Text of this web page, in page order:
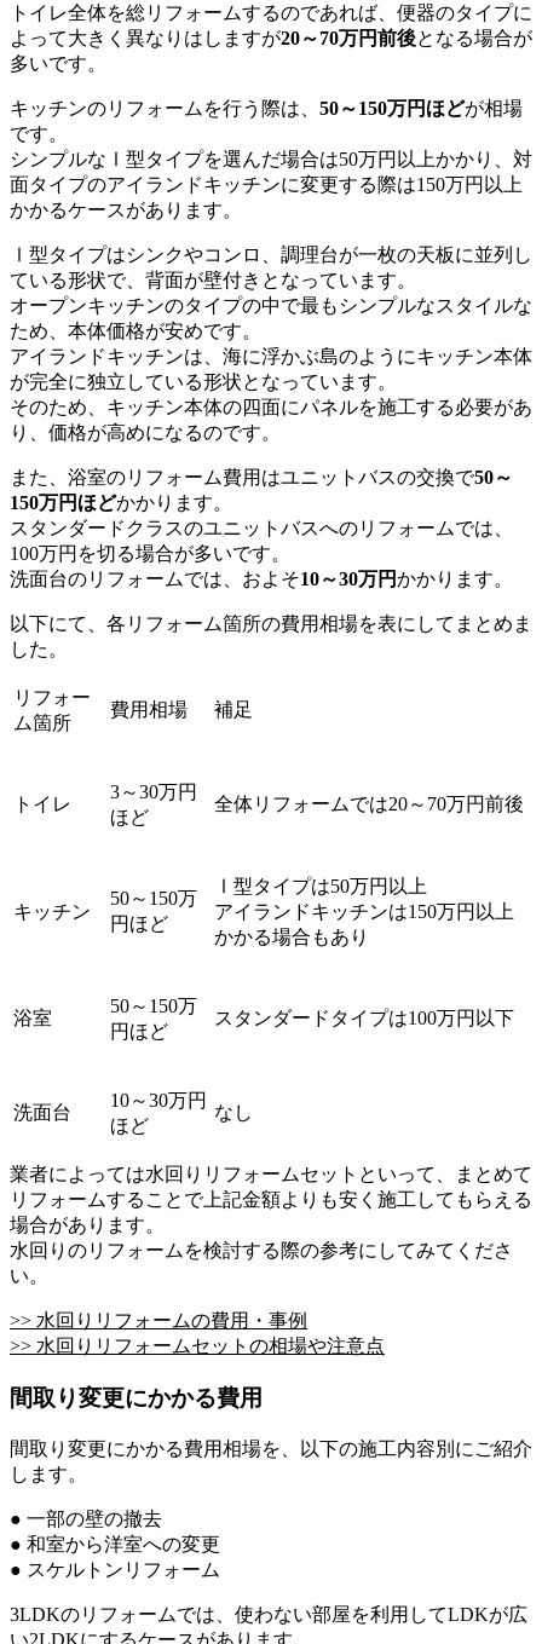
トイレ全体を総リフォームするのであれば、便器のタイプに
よって大きく異なりはしますが20～70万円前後となる場合が
多いです。
キッチンのリフォームを行う際は、 50～150万円ほどが相場
です。
シンプルなⅠ型タイプを選んだ場合は50万円以上かかり、対
面タイプのアイランドキッチンに変更する際は150万円以上
かかるケースがあります。
Ⅰ型タイプはシンクやコンロ、調理台が一枚の天板に並列し
ている形状で、背面が壁付きとなっています。
オープンキッチンのタイプの中で最もシンプルなスタイルな
ため、本体価格が安めです。
アイランドキッチンは、海に浮かぶ島のようにキッチン本体
が完全に独立している形状となっています。
そのため、キッチン本体の四面にパネルを施工する必要があ
り、価格が高めになるのです。
また、浴室のリフォーム費用はユニットバスの交換で50～
150万円ほどかかります。
スタンダードクラスのユニットバスへのリフォームでは、
100万円を切る場合が多いです。
洗面台のリフォームでは、およそ10～30万円かかります。
以下にて、各リフォーム箇所の費用相場を表にしてまとめま
した。
リフォー
ム箇所
費用相場 補足
トイレ
3～30万円
ほど
全体リフォームでは20～70万円前後
キッチン
50～150万
円ほど
Ⅰ型タイプは50万円以上
アイランドキッチンは150万円以上
かかる場合もあり
浴室
50～150万
円ほど
スタンダードタイプは100万円以下
洗面台
10～30万円
ほど
なし
業者によっては水回りリフォームセットといって、まとめて
リフォームすることで上記金額よりも安く施工してもらえる
場合があります。
水回りのリフォームを検討する際の参考にしてみてくださ
い。
>> 水回りリフォームの費用・事例
>> 水回りリフォームセットの相場や注意点
間取り変更にかかる費用
間取り変更にかかる費用相場を、以下の施工内容別にご紹介
します。
● 一部の壁の撤去
● 和室から洋室への変更
● スケルトンリフォーム
3LDKのリフォームでは、使わない部屋を利用してLDKが広
い2LDKにするケースがあります。